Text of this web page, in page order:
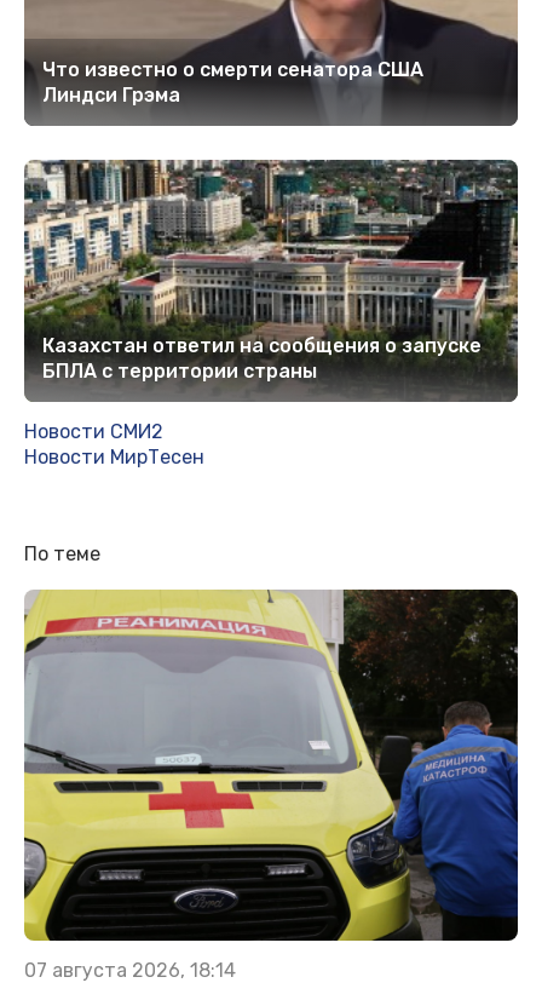
Что известно о смерти сенатора США
Линдси Грэма
Казахстан ответил на сообщения о запуске
БПЛА с территории страны
Новости СМИ2
Новости МирТесен
По теме
07 августа 2026, 18:14